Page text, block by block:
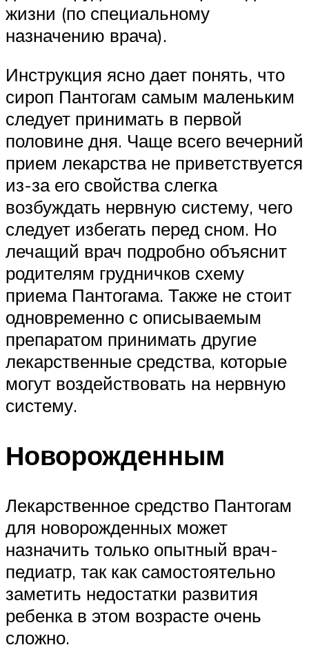
жизни (по специальному
назначению врача).
Инструкция ясно дает понять, что
сироп Пантогам самым маленьким
следует принимать в первой
половине дня. Чаще всего вечерний
прием лекарства не приветствуется
из-за его свойства слегка
возбуждать нервную систему, чего
следует избегать перед сном. Но
лечащий врач подробно объяснит
родителям грудничков схему
приема Пантогама. Также не стоит
одновременно с описываемым
препаратом принимать другие
лекарственные средства, которые
могут воздействовать на нервную
систему.
Новорожденным
Лекарственное средство Пантогам
для новорожденных может
назначить только опытный врач-
педиатр, так как самостоятельно
заметить недостатки развития
ребенка в этом возрасте очень
сложно.